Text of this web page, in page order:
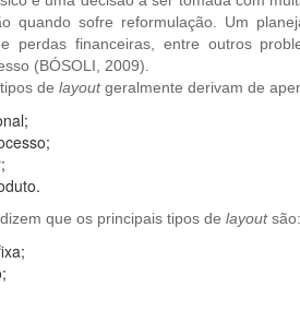
quando sofre reformulação. Um
perdas financeiras, entre outros
(BÓSOLI, 2009).
de layoutgeralmente derivam de
que os principais tipos de layoutsão: